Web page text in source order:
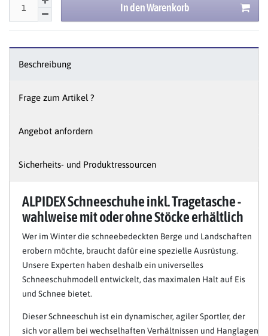
In den Warenkorb
Beschreibung
Frage zum Artikel ?
Angebot anfordern
Sicherheits- und Produktressourcen
ALPIDEX Schneeschuhe inkl. Tragetasche -
wahlweise mit oder ohne Stöcke erhältlich
Wer im Winter die schneebedeckten Berge und Landschaften
erobern möchte, braucht dafür eine spezielle Ausrüstung.
Unsere Experten haben deshalb ein universelles
Schneeschuhmodell entwickelt, das maximalen Halt auf Eis
und Schnee bietet.
Dieser Schneeschuh ist ein dynamischer, agiler Sportler, der
sich vor allem bei wechselhaften Verhältnissen und Hanglagen